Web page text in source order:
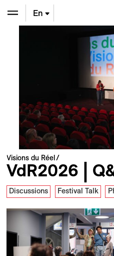
En
Visions du Réel
VdR2026 |
Discussions Festival Talk